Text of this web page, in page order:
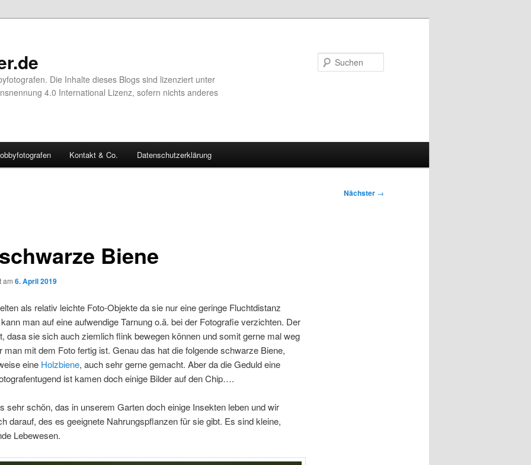
Die Inhalte dieses Blogs sind lizenziert unter
4.0 International Lizenz, sofern nichts anderes
Kontakt & Co. Datenschutzerklärung
Nächster →
Biene
am 6. April 2019
als relativ leichte Foto-Objekte da sie nur eine geringe Fluchtdistanz
man auf eine aufwendige Tarnung o.ä. bei der Fotografie verzichten. Der
dasa sie sich auch ziemlich flink bewegen können und somit gerne mal weg
man mit dem Foto fertig ist. Genau das hat die folgende schwarze Biene,
eine Holzbiene, auch sehr gerne gemacht. Aber da die Geduld eine
ist kamen doch einige Bilder auf den Chip….
sehr schön, das in unserem Garten doch einige Insekten leben und wir
darauf, des es geeignete Nahrungspflanzen für sie gibt. Es sind kleine,
Lebewesen.